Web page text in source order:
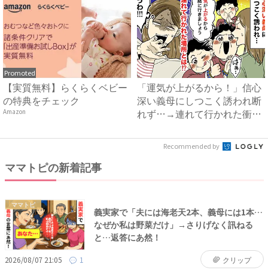
Promoted
【実質無料】らくらくベビー
の特典をチェック
Amazon
「運気が上がるから！」信心
深い義母にしつこく誘われ断
れず…→連れて行かれた衝撃
Recommended by
ママトピの新着記事
ママトピ
義実家で「夫には海老天2本、義母には1本…
なぜか私は野菜だけ」→さりげなく訊ねる
と…返答にあ然！
2026/08/07 21:05 1 クリップ